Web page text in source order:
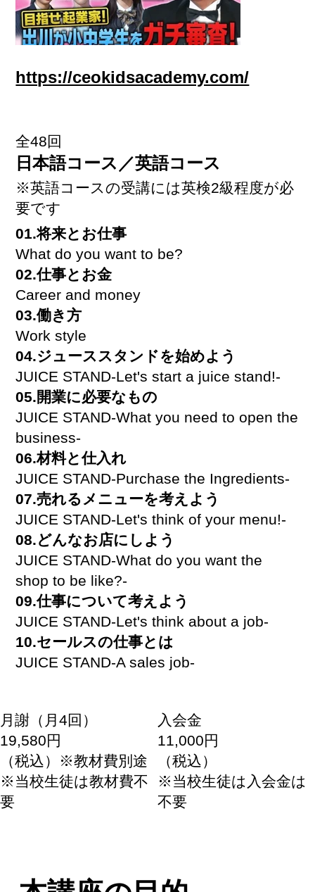
月謝（月4回）
19,580円
（税込）※教材費別途
※当校生徒は教材費不
要
入会金
11,000円
（税込）
※当校生徒は入会金は
不要
https://ceokidsacademy.com/
全48回
日本語コース／英語コース
※英語コースの受講には英検2級程度が必
要です
01.将来とお仕事
What do you want to be?
02.仕事とお金
Career and money
03.働き方
Work style
04.ジューススタンドを始めよう
JUICE STAND-Let's start a juice stand!-
05.開業に必要なもの
JUICE STAND-What you need to open the
business-
06.材料と仕入れ
JUICE STAND-Purchase the Ingredients-
07.売れるメニューを考えよう
JUICE STAND-Let's think of your menu!-
08.どんなお店にしよう
JUICE STAND-What do you want the
shop to be like?-
09.仕事について考えよう
JUICE STAND-Let's think about a job-
10.セールスの仕事とは
JUICE STAND-A sales job-